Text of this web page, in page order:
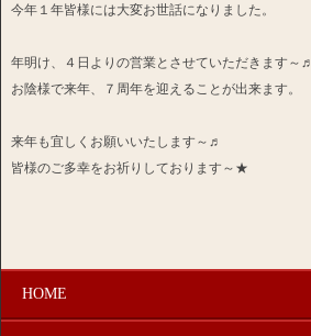
今年１年皆様には大変お世話になりました。
年明け、４日よりの営業とさせていただきます～♬
お陰様で来年、７周年を迎えることが出来ます。
来年も宜しくお願いいたします～♬
皆様のご多幸をお祈りしております～★
HOME